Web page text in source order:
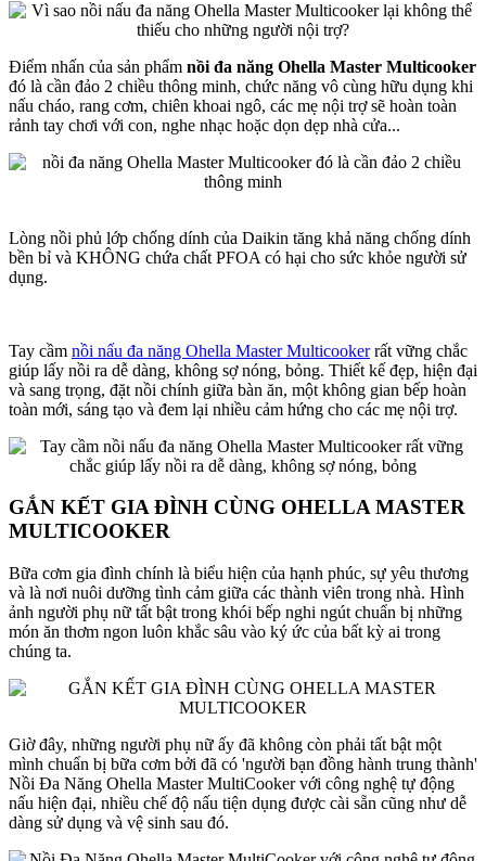
Điểm nhấn của sản phẩm nồi đa năng Ohella Master Multicooker
đó là cần đảo 2 chiều thông minh, chức năng vô cùng hữu dụng khi
nấu cháo, rang cơm, chiên khoai ngô, các mẹ nội trợ sẽ hoàn toàn
rảnh tay chơi với con, nghe nhạc hoặc dọn dẹp nhà cửa...
Lòng nồi phủ lớp chống dính của Daikin tăng khả năng chống dính
bền bỉ và KHÔNG chứa chất PFOA có hại cho sức khỏe người sử
dụng.
Tay cầm nồi nấu đa năng Ohella Master Multicookerrất vững chắc
giúp lấy nồi ra dễ dàng, không sợ nóng, bỏng. Thiết kế đẹp, hiện đại
và sang trọng, đặt nồi chính giữa bàn ăn, một không gian bếp hoàn
toàn mới, sáng tạo và đem lại nhiều cảm hứng cho các mẹ nội trợ.
GẮN KẾT GIA ĐÌNH CÙNG OHELLA MASTER
MULTICOOKER
Bữa cơm gia đình chính là biểu hiện của hạnh phúc, sự yêu thương
và là nơi nuôi dưỡng tình cảm giữa các thành viên trong nhà. Hình
ảnh người phụ nữ tất bật trong khói bếp nghi ngút chuẩn bị những
món ăn thơm ngon luôn khắc sâu vào ký ức của bất kỳ ai trong
chúng ta.
Giờ đây, những người phụ nữ ấy đã không còn phải tất bật một
mình chuẩn bị bữa cơm bởi đã có 'người bạn đồng hành trung thành'
Nồi Đa Năng Ohella Master MultiCooker với công nghệ tự động
nấu hiện đại, nhiều chế độ nấu tiện dụng được cài sẵn cũng như dễ
dàng sử dụng và vệ sinh sau đó.